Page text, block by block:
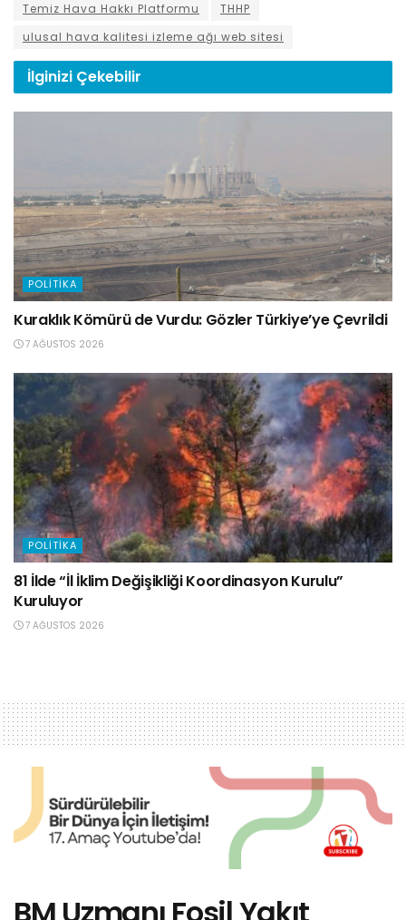
Temiz Hava Hakkı Platformu
THHP
ulusal hava kalitesi izleme ağı web sitesi
İlginizi Çekebilir
POLITIKA
Kuraklık Kömürü de Vurdu: Gözler Türkiye’ye Çevrildi
7 AĞUSTOS 2026
POLITIKA
81 İlde “İl İklim Değişikliği Koordinasyon Kurulu”
Kuruluyor
7 AĞUSTOS 2026